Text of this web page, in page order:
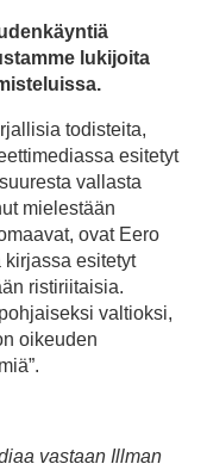
lukijoita
todisteita,
esitetyt
vallasta
mielestään
ovat Eero
kirjassa esitetyt
ristiriitaisia.
valtioksi,
oikeuden
vastaan Illman